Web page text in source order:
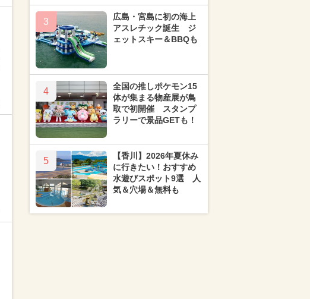
3
広島・宮島に初の海上
アスレチック誕生 ジ
ェットスキー＆BBQも
4
全国の推しポケモン15
体が集まる物産展が鳥
取で初開催 スタンプ
ラリーで景品GETも！
5
【香川】2026年夏休み
に行きたい！おすすめ
水遊びスポット9選 人
気＆穴場＆無料も